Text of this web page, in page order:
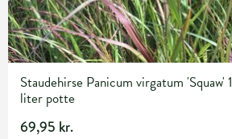
Staudehirse Panicum virgatum 'Squaw' 1
liter potte
69,95 kr.